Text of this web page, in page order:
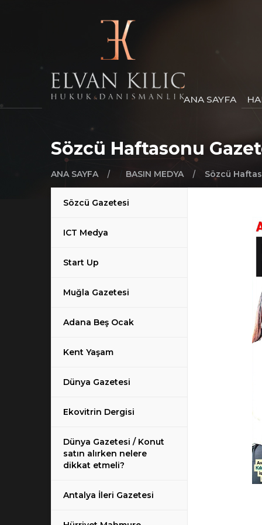
ANA SAYFA
Sözcü Haftasonu
ANA SAYFA / BASIN MEDYA / Sözcü
Sözcü Gazetesi
ICT Medya
Start Up
Muğla Gazetesi
Adana Beş Ocak
Kent Yaşam
Dünya Gazetesi
Ekovitrin Dergisi
Dünya Gazetesi / Konut
satın alırken nelere
dikkat etmeli?
Antalya İleri Gazetesi